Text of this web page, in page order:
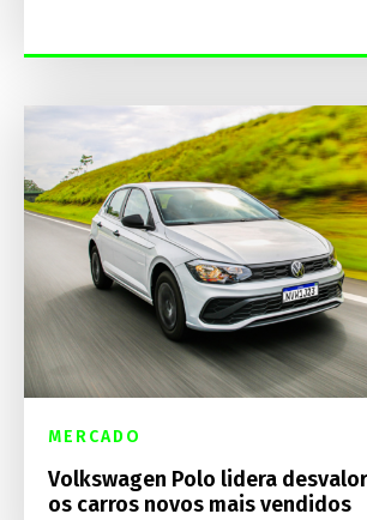
MERCADO
Volkswagen Polo lidera
os carros novos mais vendidos